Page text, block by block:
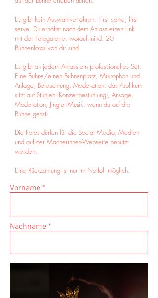
Es gibt kein Auswahlverfahren. First come, first
serve. Du erhältst nach dem Anlass einen Link
mit der Fotogalerie, worauf mind. 20
Bühnenfotos von dir sind.
Es gibt an jedem Anlass ein professionelles Set:
Eine Bühne/einen Bühnenplatz, Mikrophon und
Anlage, Beleuchtung, Moderation, das Publikum
sitzt auf Stühlen (Konzertbestuhlung), Ansage,
Moderation, Jingle (Musik, wenn du auf die
Bühne gehst).
Die Fotos dürfen für die Social Media, Medien
und auf der Macherinnen-Webseite benutzt
werden.
Eine Rückzahlung ist nur im Notfall möglich.
Vorname
Nachname